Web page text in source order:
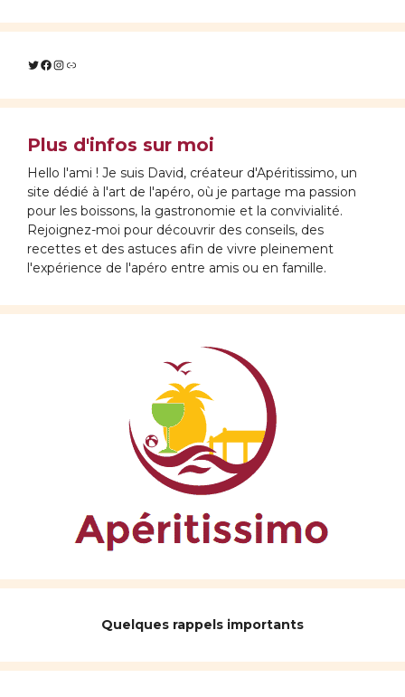
Twitter
Facebook
Instagram
Lien
Plus d'infos sur moi
Hello l'ami ! Je suis David, créateur d'Apéritissimo, un
site dédié à l'art de l'apéro, où je partage ma passion
pour les boissons, la gastronomie et la convivialité.
Rejoignez-moi pour découvrir des conseils, des
recettes et des astuces afin de vivre pleinement
l'expérience de l'apéro entre amis ou en famille.
Quelques rappels importants